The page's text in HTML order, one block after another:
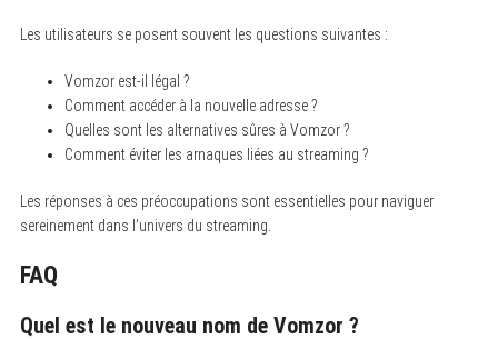
Les utilisateurs se posent souvent les questions suivantes :
Vomzor est-il légal ?
Comment accéder à la nouvelle adresse ?
Quelles sont les alternatives sûres à Vomzor ?
Comment éviter les arnaques liées au streaming ?
Les réponses à ces préoccupations sont essentielles pour naviguer
sereinement dans l’univers du streaming.
FAQ
Quel est le nouveau nom de Vomzor ?
r
f
o
r